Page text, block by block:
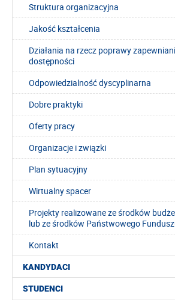
Struktura organizacyjna
Jakość kształcenia
Działania na rzecz poprawy
dostępności
Odpowiedzialność dyscyplinarna
Dobre praktyki
Oferty pracy
Organizacje i związki
Plan sytuacyjny
Wirtualny spacer
Projekty realizowane ze środków
lub ze środków Państwowego
Kontakt
KANDYDACI
STUDENCI